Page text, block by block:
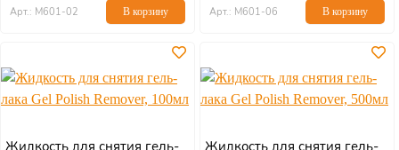
Арт.: М601-02 В корзину Арт.: М601-06 В корзину
Жидкость для снятия гель-
Жидкость для снятия гель-